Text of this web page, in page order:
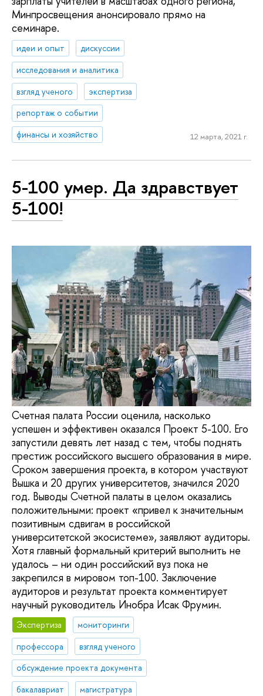
Минпросвещения анонсировало прямо на
семинаре.
идеи и опыт
дискуссии
исследования и аналитика
взгляд ученого
экспертиза
репортаж о событии
финансы и хозяйство
12 марта, 2021 г.
5-100 умер. Да здравствует
5-100!
Счетная палата России оценила, насколько
успешен и эффективен оказался Проект 5-100. Его
запустили девять лет назад с тем, чтобы поднять
престиж российского высшего образования в мире.
Сроком завершения проекта, в котором участвуют
Вышка и 20 других университетов, значился 2020
год. Выводы Счетной палаты в целом оказались
положительными: проект «привел к значительным
позитивным сдвигам в российской
университетской экосистеме», заявляют аудиторы.
Хотя главный формальный критерий выполнить не
удалось – ни один российский вуз пока не
закрепился в мировом топ-100. Заключение
аудиторов и результат проекта комментирует
научный руководитель Инобра Исак Фрумин.
Экспертиза
мониторинги
профессора
взгляд ученого
обсуждение проекта документа
бакалавриат
магистратура